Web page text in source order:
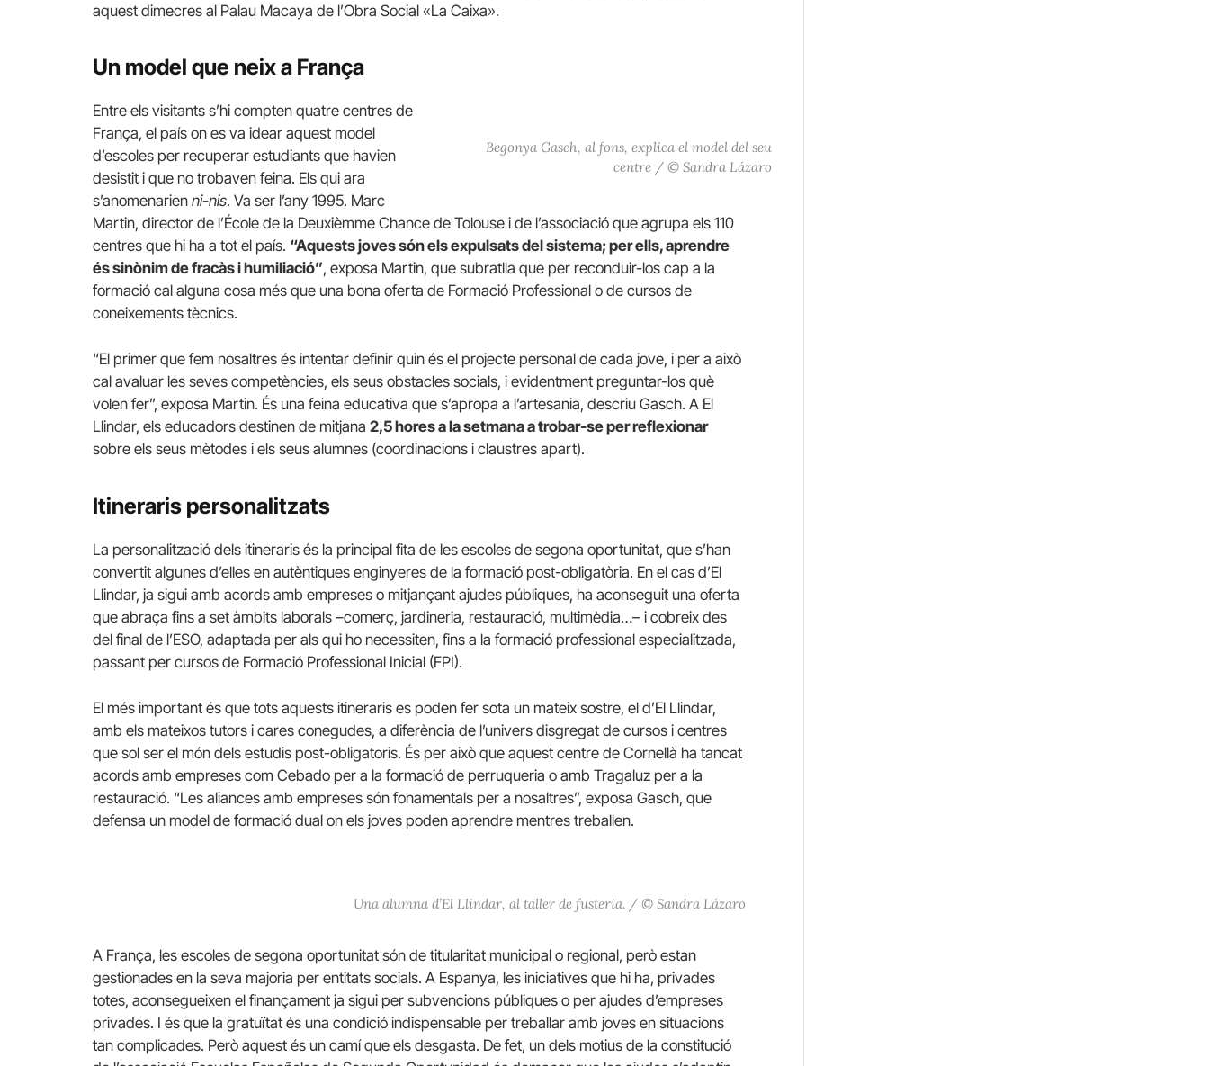
aquest dimecres al Palau Macaya de l’Obra Social «La Caixa».
Un model que neix a França
Begonya Gasch, al fons, explica el model del seu
centre / © Sandra Lázaro
Entre els visitants s’hi compten quatre centres de
França, el país on es va idear aquest model
d’escoles per recuperar estudiants que havien
desistit i que no trobaven feina. Els qui ara
s’anomenarien ni-nis. Va ser l’any 1995. Marc
Martin, director de l’École de la Deuxièmme Chance de Tolouse i de l’associació que agrupa els 110
centres que hi ha a tot el país. “Aquests joves són els expulsats del sistema; per ells, aprendre
és sinònim de fracàs i humiliació”, exposa Martin, que subratlla que per reconduir-los cap a la
formació cal alguna cosa més que una bona oferta de Formació Professional o de cursos de
coneixements tècnics.
“El primer que fem nosaltres és intentar definir quin és el projecte personal de cada jove, i per a això
cal avaluar les seves competències, els seus obstacles socials, i evidentment preguntar-los què
volen fer”, exposa Martin. És una feina educativa que s’apropa a l’artesania, descriu Gasch. A El
Llindar, els educadors destinen de mitjana 2,5 hores a la setmana a trobar-se per reflexionar
sobre els seus mètodes i els seus alumnes (coordinacions i claustres apart).
Itineraris personalitzats
La personalització dels itineraris és la principal fita de les escoles de segona oportunitat, que s’han
convertit algunes d’elles en autèntiques enginyeres de la formació post-obligatòria. En el cas d’El
Llindar, ja sigui amb acords amb empreses o mitjançant ajudes públiques, ha aconseguit una oferta
que abraça fins a set àmbits laborals –comerç, jardineria, restauració, multimèdia…– i cobreix des
del final de l’ESO, adaptada per als qui ho necessiten, fins a la formació professional especialitzada,
passant per cursos de Formació Professional Inicial (FPI).
El més important és que tots aquests itineraris es poden fer sota un mateix sostre, el d’El Llindar,
amb els mateixos tutors i cares conegudes, a diferència de l’univers disgregat de cursos i centres
que sol ser el món dels estudis post-obligatoris. És per això que aquest centre de Cornellà ha tancat
acords amb empreses com Cebado per a la formació de perruqueria o amb Tragaluz per a la
restauració. “Les aliances amb empreses són fonamentals per a nosaltres”, exposa Gasch, que
defensa un model de formació dual on els joves poden aprendre mentres treballen.
Una alumna d’El Llindar, al taller de fusteria. / © Sandra Lázaro
A França, les escoles de segona oportunitat són de titularitat municipal o regional, però estan
gestionades en la seva majoria per entitats socials. A Espanya, les iniciatives que hi ha, privades
totes, aconsegueixen el finançament ja sigui per subvencions públiques o per ajudes d’empreses
privades. I és que la gratuïtat és una condició indispensable per treballar amb joves en situacions
tan complicades. Però aquest és un camí que els desgasta. De fet, un dels motius de la constitució